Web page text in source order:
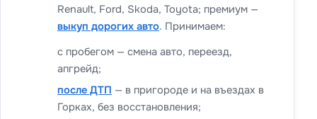
Renault, Ford, Skoda, Toyota; премиум —
выкуп дорогих авто. Принимаем:
с пробегом — смена авто, переезд,
апгрейд;
после ДТП — в пригороде и на въездах в
Горках, без восстановления;